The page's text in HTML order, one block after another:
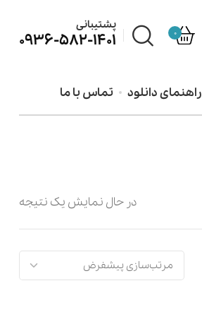
0
پشتیبانی
0936-582-1401
راهنمای دانلود تماس با ما
در حال نمایش یک نتیجه